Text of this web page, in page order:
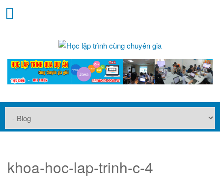
khoa-hoc-lap-trinh-c-4